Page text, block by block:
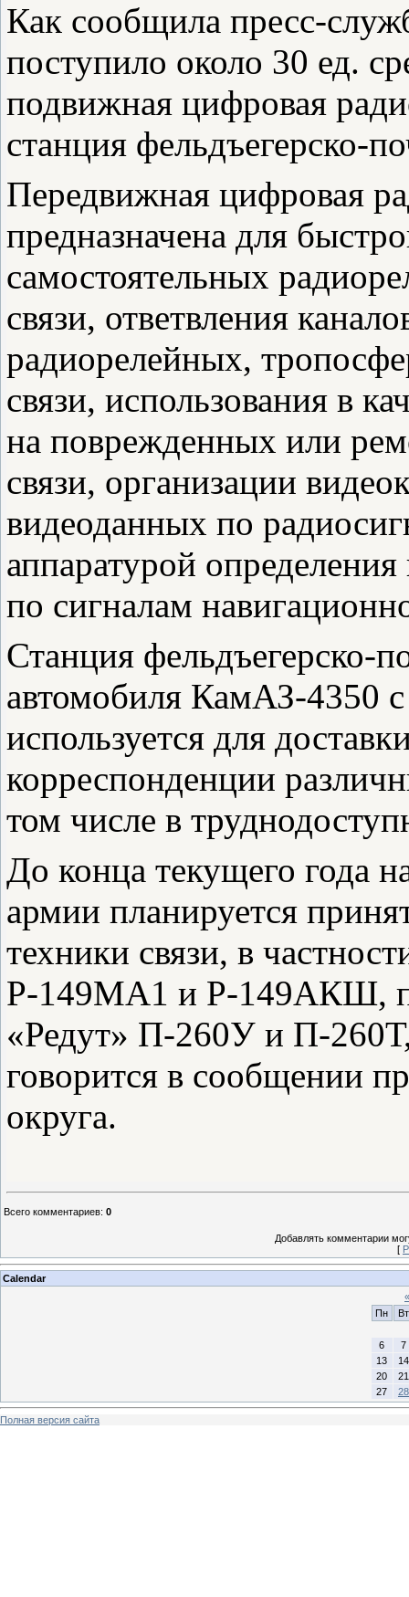
Как сообщила пресс-
поступило около 30 ед.
подвижная цифровая
станция фельдъегерско-
Передвижная цифровая
предназначена для
самостоятельных
связи, ответвления
радиорелейных,
связи, использования в
на поврежденных или
связи, организации
видеоданных по
аппаратурой
по сигналам
Станция фельдъегерско-
автомобиля КамАЗ-4350
используется для
корреспонденции
том числе в
До конца текущего года
армии планируется
техники связи, в
Р-149МА1 и Р-149АКШ,
«Редут» П-260У и П-
говорится в сообщении
округа.
Всего комментариев: 0
Добавлять комментарии
[
Calendar
«
Пн
Вт
6
7
13
14
20
21
27
28
Полная версия сайта